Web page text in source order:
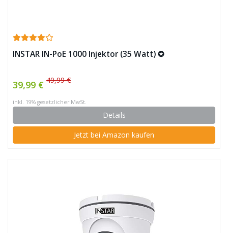
INSTAR IN-PoE 1000 Injektor (35 Watt) ✪
39,99 € 49,99 €
inkl. 19% gesetzlicher MwSt.
Details
Jetzt bei Amazon kaufen